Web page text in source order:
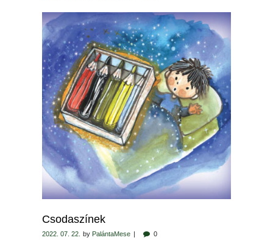
Csodaszínek
2022. 07. 22. by PalántaMese 0